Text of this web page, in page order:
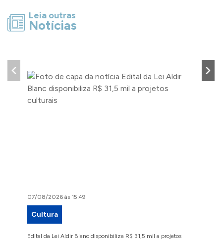
Leia outras
Notícias
07/08/2026 às 15:49
Cultura
Edital da Lei Aldir Blanc disponibiliza R$ 31,5 mil a projetos